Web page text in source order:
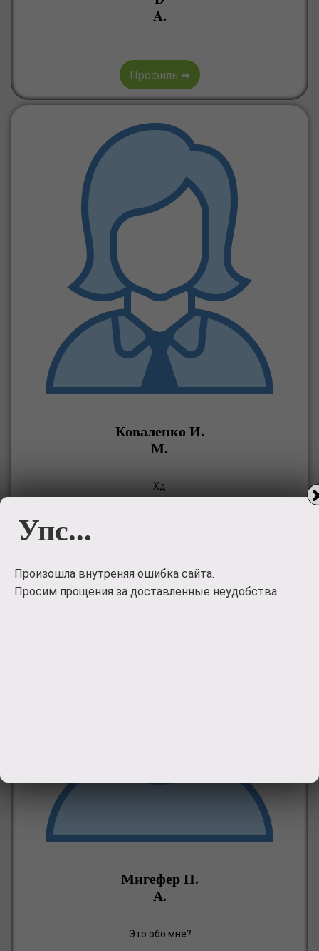
A.
Профиль ➡
Коваленко И.
М.
Хд
Мигефер П.
А.
Это обо мне?
Упс...
Произошла внутреняя ошибка сайта.
Просим прощения за доставленные неудобства.